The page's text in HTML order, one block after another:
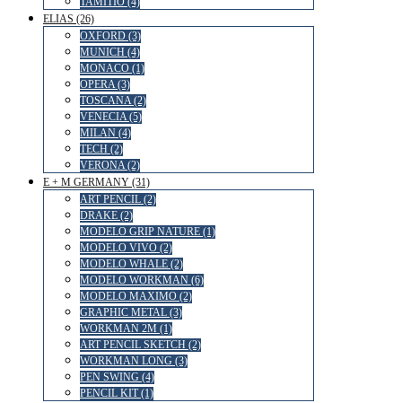
ELIAS (26)
OXFORD (3)
MUNICH (4)
MONACO (1)
OPERA (3)
TOSCANA (2)
VENECIA (5)
MILAN (4)
TECH (2)
VERONA (2)
E + M GERMANY (31)
ART PENCIL (2)
DRAKE (2)
MODELO GRIP NATURE (1)
MODELO VIVO (2)
MODELO WHALE (2)
MODELO WORKMAN (6)
MODELO MAXIMO (2)
GRAPHIC METAL (3)
WORKMAN 2M (1)
ART PENCIL SKETCH (2)
WORKMAN LONG (3)
PEN SWING (4)
PENCIL KIT (1)